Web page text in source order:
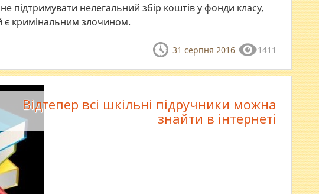
не підтримувати нелегальний збір коштів у фонди класу,
є кримінальним злочином.
31 серпня 2016 1411
Відтепер всі шкільні підручники можна
знайти в інтернеті